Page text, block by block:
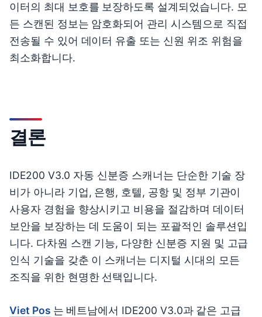
이터의 최대 보호를 보장하도록 설계되었습니다. 모
든 스캔된 정보는 암호화되어 관리 시스템으로 직접
전송될 수 있어 데이터 유출 또는 신원 위조 위험을
최소화합니다.
결론
IDE200 V3.0 자동 신분증 스캐너는 단순한 기술 장
비가 아니라 기업, 은행, 호텔, 공항 및 정부 기관이
사용자 경험을 향상시키고 비용을 절감하며 데이터
보안을 보장하는 데 도움이 되는 포괄적인 솔루션입
니다. 다차원 스캔 기능, 다양한 신분증 지원 및 고급
인식 기술을 갖춘 이 스캐너는 디지털 시대의 모든
조직을 위한 현명한 선택입니다.
Viet Pos 는 베트남에서 IDE200 V3.0과 같은 고급